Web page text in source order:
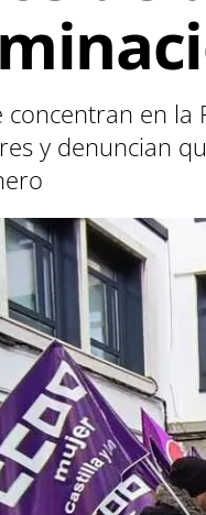
concentran en
y denuncian